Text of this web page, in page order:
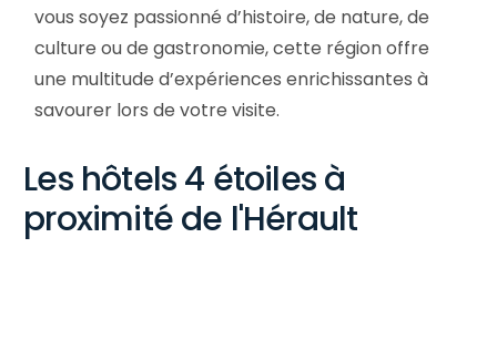
vous soyez passionné d’histoire, de nature, de
culture ou de gastronomie, cette région offre
une multitude d’expériences enrichissantes à
savourer lors de votre visite.
Les hôtels 4 étoiles à
proximité de l'Hérault